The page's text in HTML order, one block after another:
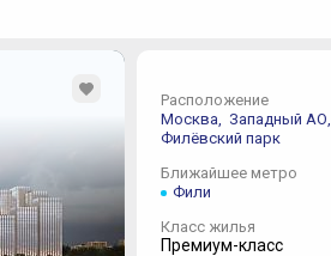
Расположение
Москва, Западный АО,
Филёвский парк
Ближайшее метро
Фили
Класс жилья
Премиум-класс